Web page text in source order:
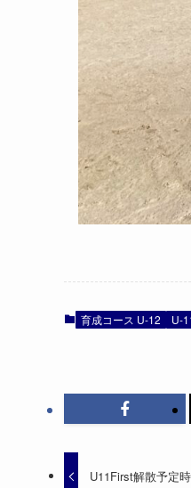
育成コース U-12 U-
U11First解散予定